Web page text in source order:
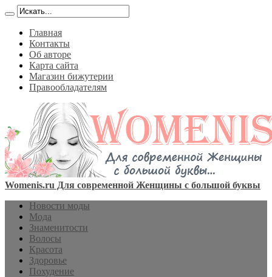
Главная
Контакты
Об авторе
Карта сайта
Магазин бижутерии
Правообладателям
Womenis.ru Для современной Женщины с большой буквы
Новости моды
Мода
Знаменитости
Волосы
Красота
Здоровье
Похудение